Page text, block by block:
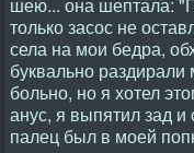
только засос не
села на мои бедра,
буквально
больно, но я хотел
анус, я выпятил зад и
палец был в моей